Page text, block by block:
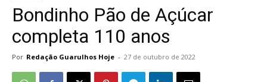
Bondinho Pão de Açúcar
completa 110 anos
Por Redação Guarulhos Hoje - 27 de outubro de 2022